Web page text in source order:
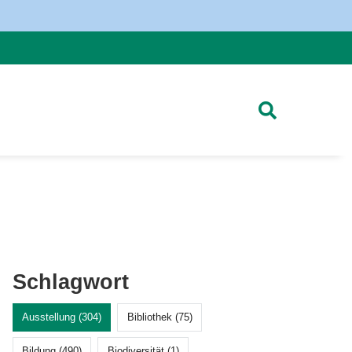
Schlagwort
Ausstellung (304) Bibliothek (75)